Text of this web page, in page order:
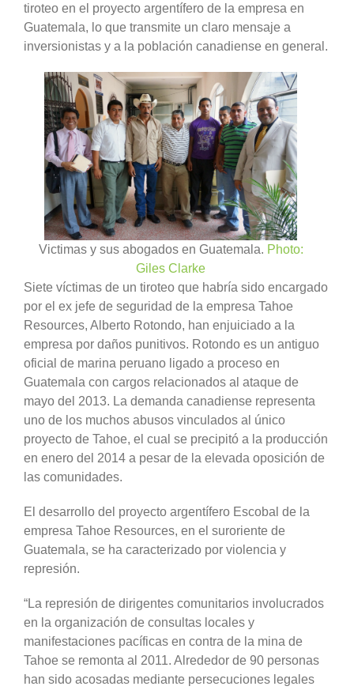
tiroteo en el proyecto argentífero de la empresa en
Guatemala, lo que transmite un claro mensaje a
inversionistas y a la población canadiense en general.
Victimas y sus abogados en Guatemala. Photo:
Giles Clarke
Siete víctimas de un tiroteo que habría sido encargado
por el ex jefe de seguridad de la empresa Tahoe
Resources, Alberto Rotondo, han enjuiciado a la
empresa por daños punitivos. Rotondo es un antiguo
oficial de marina peruano ligado a proceso en
Guatemala con cargos relacionados al ataque de
mayo del 2013. La demanda canadiense representa
uno de los muchos abusos vinculados al único
proyecto de Tahoe, el cual se precipitó a la producción
en enero del 2014 a pesar de la elevada oposición de
las comunidades.
El desarrollo del proyecto argentífero Escobal de la
empresa Tahoe Resources, en el suroriente de
Guatemala, se ha caracterizado por violencia y
represión.
“La represión de dirigentes comunitarios involucrados
en la organización de consultas locales y
manifestaciones pacíficas en contra de la mina de
Tahoe se remonta al 2011. Alrededor de 90 personas
han sido acosadas mediante persecuciones legales